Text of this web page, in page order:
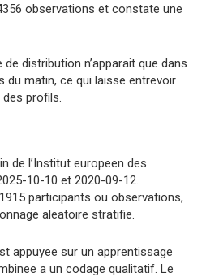
observations et constate une
distribution n’apparait que dans
du matin, ce qui laisse entrevoir
profils.
de l’Institut europeen des
10-10 et 2020-09-12.
participants ou observations,
aleatoire stratifie.
appuyee sur un apprentissage
a un codage qualitatif. Le